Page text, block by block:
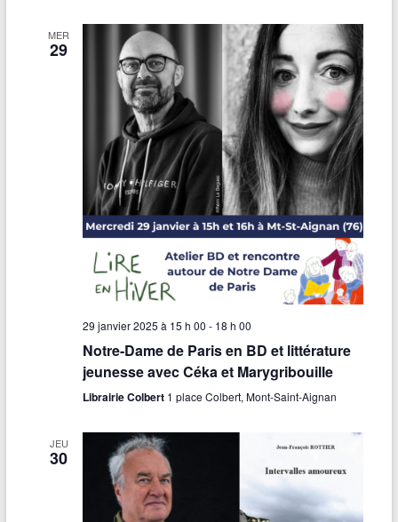
MER
29
29 janvier 2025 à 15 h 00 - 18 h 00
Notre-Dame de Paris en BD et littérature
jeunesse avec Céka et Marygribouille
Librairie Colbert 1 place Colbert, Mont-Saint-Aignan
JEU
30